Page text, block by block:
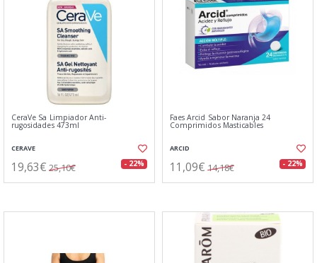
CeraVe Sa Limpiador Anti-
rugosidades 473ml
CERAVE
19,63€ 25,10€ - 22%
Faes Arcid Sabor Naranja 24
Comprimidos Masticables
ARCID
11,09€ 14,18€ - 22%